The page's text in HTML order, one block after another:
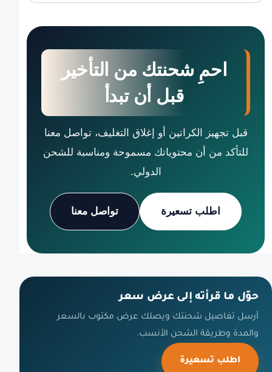
احمِ شحنتك من التأخير
قبل أن تبدأ
قبل تجهيز الكراتين أو إغلاق التغليف، تواصل معنا
للتأكد من أن محتوياتك مسموحة ومناسبة للشحن
الدولي.
اطلب تسعيرة تواصل معنا
حوّل ما قرأته إلى عرض سعر
أرسل تفاصيل شحنتك ويصلك عرض مكتوب بالسعر
والمدة وطريقة الشحن الأنسب.
اطلب تسعيرة